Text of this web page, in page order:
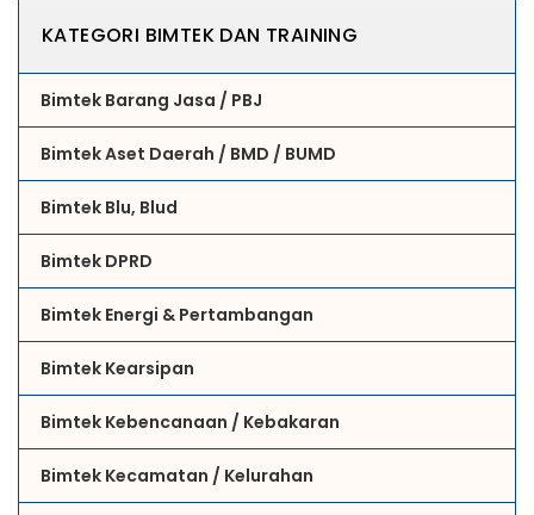
KATEGORI BIMTEK DAN TRAINING
Bimtek Barang Jasa / PBJ
Bimtek Aset Daerah / BMD / BUMD
Bimtek Blu, Blud
Bimtek DPRD
Bimtek Energi & Pertambangan
Bimtek Kearsipan
Bimtek Kebencanaan / Kebakaran
Bimtek Kecamatan / Kelurahan